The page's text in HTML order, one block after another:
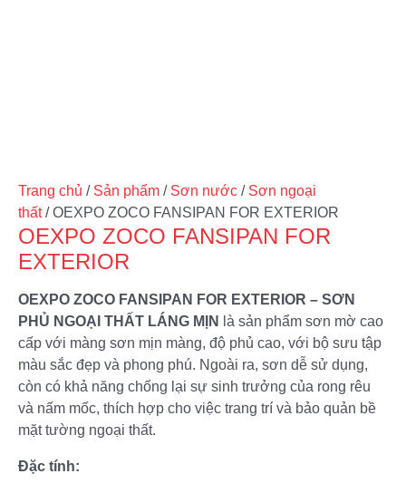
Trang chủ / Sản phẩm / Sơn nước / Sơn ngoại
thất/ OEXPO ZOCO FANSIPAN FOR EXTERIOR
OEXPO ZOCO FANSIPAN FOR
EXTERIOR
OEXPO ZOCO FANSIPAN FOR EXTERIOR – SƠN
PHỦ NGOẠI THẤT LÁNG MỊN
là sản phẩm sơn mờ cao
cấp với màng sơn mịn màng, độ phủ cao, với bộ sưu tập
màu sắc đẹp và phong phú. Ngoài ra, sơn dễ sử dụng,
còn có khả năng chống lại sự sinh trưởng của rong rêu
và nấm mốc, thích hợp cho việc trang trí và bảo quản bề
mặt tường ngoại thất.
Đặc tính: